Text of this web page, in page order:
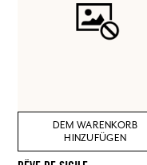
DEM WARENKORB
HINZUFÜGEN